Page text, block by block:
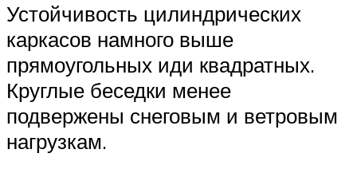
Устойчивость цилиндрических
каркасов намного выше
прямоугольных иди квадратных.
Круглые беседки менее
подвержены снеговым и ветровым
нагрузкам.